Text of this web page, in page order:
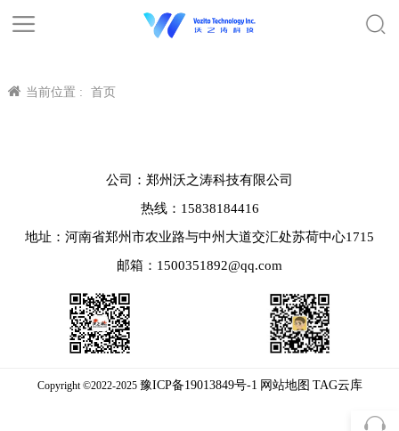
当前位置 : 首页
公司：郑州沃之涛科技有限公司
热线：15838184416
地址：河南省郑州市农业路与中州大道交汇处苏荷中心1715
邮箱：1500351892@qq.com
Copyright ©2022-2025 豫ICP备19013849号-1 网站地图 TAG云库